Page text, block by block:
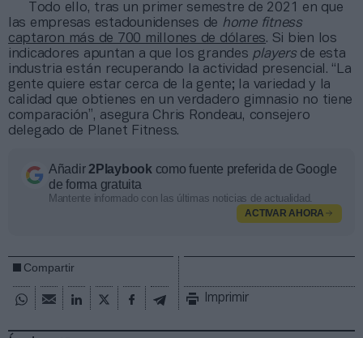
Todo ello, tras un primer semestre de 2021 en que
las empresas estadounidenses de home fitness
captaron más de 700 millones de dólares. Si bien los
indicadores apuntan a que los grandes playersde esta
industria están recuperando la actividad presencial. “La
gente quiere estar cerca de la gente; la variedad y la
calidad que obtienes en un verdadero gimnasio no tiene
comparación”, asegura Chris Rondeau, consejero
delegado de Planet Fitness.
Añadir2Playbook como fuente preferida de Google
de forma gratuita
Mantente informado con las últimas noticias de actualidad.
ACTIVAR AHORA
Compartir
Imprimir